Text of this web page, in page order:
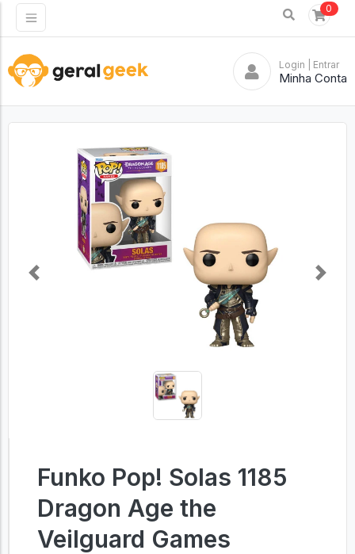
0
Login | Entrar
Minha Conta
Previous Next
Funko Pop! Solas 1185
Dragon Age the
Veilguard Games